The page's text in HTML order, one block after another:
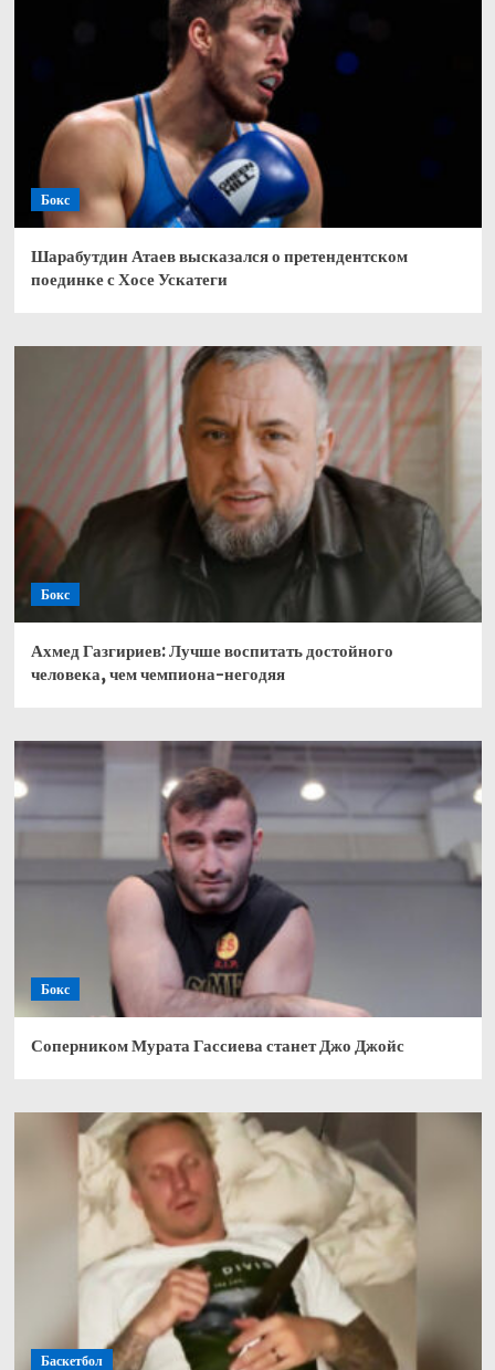
Бокс
Шарабутдин Атаев высказался о претендентском
поединке с Хосе Ускатеги
Бокс
Ахмед Газгириев: Лучше воспитать достойного
человека, чем чемпиона-негодяя
Бокс
Соперником Мурата Гассиева станет Джо Джойс
Баскетбол